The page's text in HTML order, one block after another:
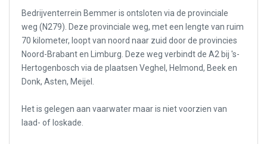
Bedrijventerrein Bemmer is ontsloten via de provinciale
weg (N279). Deze provinciale weg, met een lengte van ruim
70 kilometer, loopt van noord naar zuid door de provincies
Noord-Brabant en Limburg. Deze weg verbindt de A2 bij 's-
Hertogenbosch via de plaatsen Veghel, Helmond, Beek en
Donk, Asten, Meijel.
Het is gelegen aan vaarwater maar is niet voorzien van
laad- of loskade.